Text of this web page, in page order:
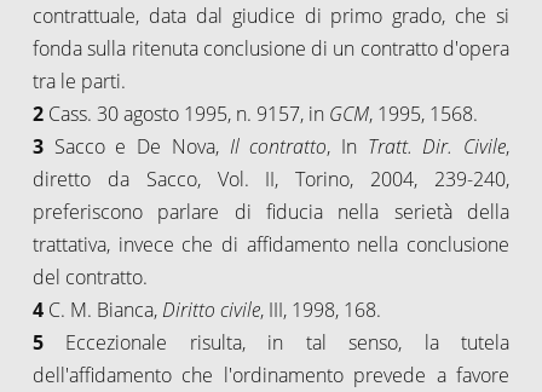
contrattuale, data dal giudice di primo grado, che si
fonda sulla ritenuta conclusione di un contratto d'opera
tra le parti.
2 Cass. 30 agosto 1995, n. 9157, in GCM, 1995, 1568.
3 Sacco e De Nova, Il contratto, In Tratt. Dir. Civile,
diretto da Sacco, Vol. II, Torino, 2004, 239-240,
preferiscono parlare di fiducia nella serietà della
trattativa, invece che di affidamento nella conclusione
del contratto.
4 C. M. Bianca, Diritto civile, III, 1998, 168.
5 Eccezionale risulta, in tal senso, la tutela
dell'affidamento che l'ordinamento prevede a favore